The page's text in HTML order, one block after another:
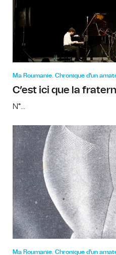
Ma Roumanie. Chronique d'un
C’est ici que la
N°...
Ma Roumanie. Chronique d'un